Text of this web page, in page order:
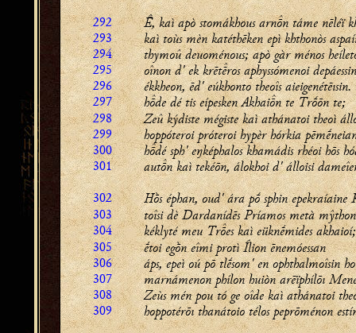
292 , kaì apò stomákhous arnn táme nēléï
293 kaì toùs mèn katéthēken epì khthonòs
294 thymoû deuoménous; apò gàr ménos
295 oînon d' ek krētros aphyssómenoi depáessin
296 ékkheon, ēd' eúkhonto theoîs aieigenétēısin.
297 hde dé tis eípesken Akhain te Trṓōn te;
298 Zeû kýdiste mégiste kaì athánatoi theoì
299 hoppóteroi próteroi hypèr hórkia
300 hdé sph' eŋképhalos khamádis rhéoi hōs
301 autn kaì tekéōn, álokhoi d' álloisi
302 Hṑs éphan, oud' ára pṓ sphin epekraíaine
303 toîsi dè Dardanídēs Príamos metà
304 kéklyté meuTreskaì eüknḗmidesakhaioí;
305 ḗtoi egṑn eîmi protì Ílion ēnemóessan
306 áps, epeì oú pō tlḗsom' en ophthalmoîsin
307 marnámenon phílon huiòn arēïphílōı
308 Zeùs mén pou tó ge oîde kaì athánatoi
309 hoppotérōı thanátoio télos peprōménon